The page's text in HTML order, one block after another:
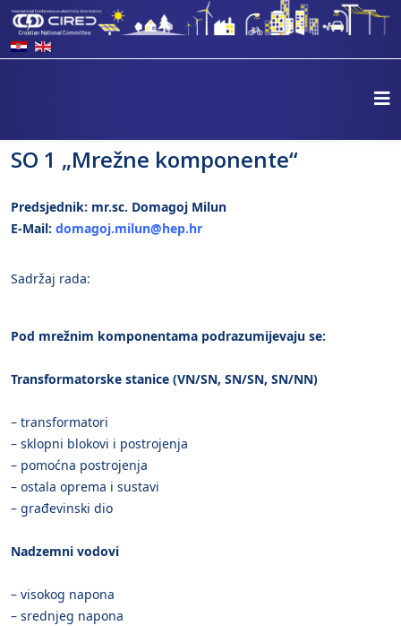
SO 1 „Mrežne komponente“
Predsjednik: mr.sc. Domagoj Milun
E-Mail: domagoj.milun@hep.hr
Sadržaj rada:
Pod mrežnim komponentama podrazumijevaju se:
Transformatorske stanice (VN/SN, SN/SN, SN/NN)
– transformatori
– sklopni blokovi i postrojenja
– pomoćna postrojenja
– ostala oprema i sustavi
– građevinski dio
Nadzemni vodovi
– visokog napona
– srednjeg napona